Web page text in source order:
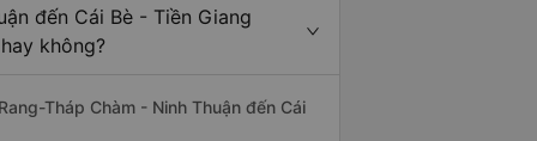
đến Cái Bè - Tiền Giang
không?
Tháp Chàm - Ninh Thuận đến Cái